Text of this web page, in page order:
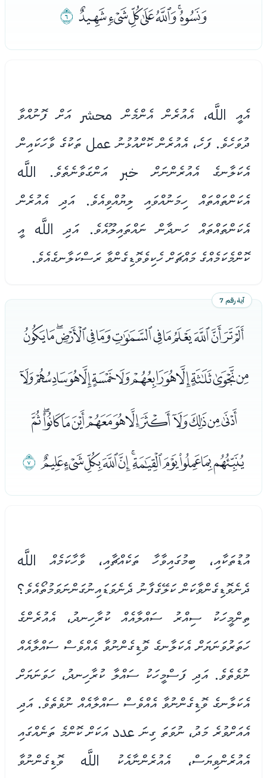
ﯷﯸﯹﯺﯻﯼﯽﯾ
އެއީ اللَّه، އެއުރެން އެންމެން محشر އަށް ފޮނުއްވާ
ދުވަހެވެ. ފަހެ، އެއުރެން ކޮށްއުޅުނު عمل ތަކުގެ ވާހަކައިން
އެކަލާނގެ އެއުރެންނަށް خبر އަންގަވާނެތެވެ. اللَّه
އެކަންތައްތައް ހިމަނުއްވައި ލިޔުއްވިއެވެ. އަދި އެއުރެން
އެކަންތައްތައް ހަނދާން ނައްތައިލޫއެވެ. އަދި اللَّه އީ
ކޮންމެކަމެއްގެ މައްޗަށް ހެކިވެވޮޑިގެންވާ ރަސްކަލާނގެއެވެ.
آية رقم 7
ﭑﭒﭓﭔﭕﭖﭗﭘﭙﭚﭛﭜﭝﭞ
ﭟﭠﭡﭢﭣﭤﭥﭦﭧﭨﭩﭪ
ﭫﭬﭭﭮﭯﭰﭱﭲﭳﭴﭵﭶﭷ
ﭸﭹﭺﭻﭼﭽﭾﭿﮀﮁﮂﮃ
އުޑުތަކާއި، ބިމުގައިވާހާ ތަކެއްޗާއި، ވާހާކަމެއް اللَّه
ދެނެވޮޑިގެންވާކަން ކަލޭގެފާނު ދެނެވަޑައިނުގަންނަވަމުތޯއެވެ؟
ތިންމީހަކު ސިއްރު ސައްލާއެއް ކުރާހިނދު، އެއުރެންގެ
ހަތަރުވަނަޔަށް އެކަލާނގެ ވޮޑިގެންނުވާ އެއްވެސް ސައްލާއެއް
ނުވެތެވެ. އަދި ފަސްމީހަކު ސައްލާ ކުރާހިނދު، ހަވަނަޔަށް
އެކަލާނގެ ވޮޑިގެންނުވާ އެއްވެސް ސައްލާއެއް ނުވެތެވެ. އަދި
އެއަށްވުރެ މަދު، ނުވަތަ ގިނަ عدد އަކަށް ކޮންމެ ތަނެއްގައި
އެއުރެންވިޔަސް، އެއުރެންނާއެކު اللَّه ވޮޑިގެންނުވާ